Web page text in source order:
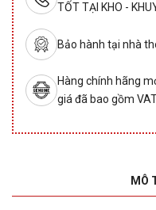
TỐT TẠI KHO -
Bảo hành tại nhà
Hàng chính hãng
giá đã bao gồm
MÔ